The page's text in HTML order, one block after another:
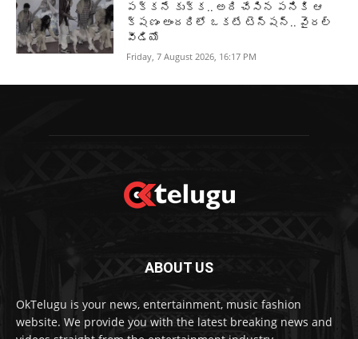
పక్కనే కుక్క.. అది చేసిన పనికి ఆ
క్షణం అందరిలో ఒకటే టెన్షన్.. వైరల్
వీడియో
Friday, 7 August 2026, 16:17 PM
ABOUT US
OkTelugu is your news, entertainment, music fashion
website. We provide you with the latest breaking news and